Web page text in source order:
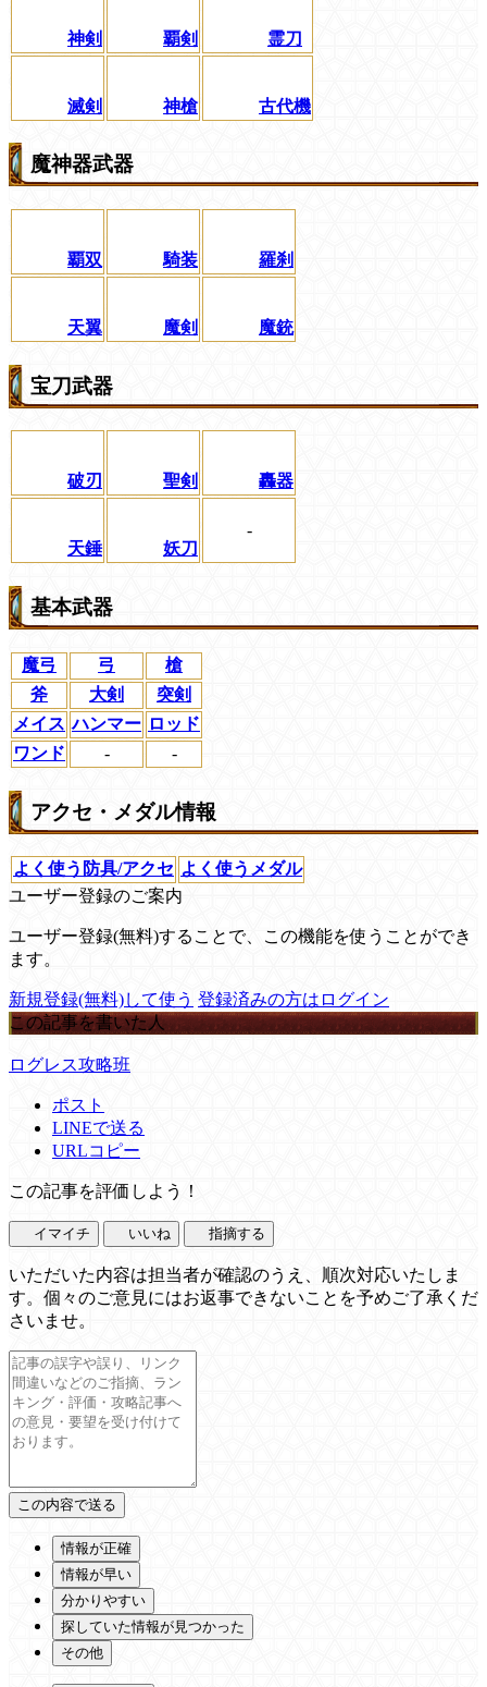
神剣 覇剣 霊刀
滅剣 神槍 古代機
魔神器武器
覇双 騎装 羅刹
天翼 魔剣 魔銃
宝刀武器
破刃 聖剣 轟器
天錘 妖刀
-
基本武器
魔弓 弓
槍
斧
大剣
突剣
メイス ハンマー ロッド
ワンド
- -
アクセ・メダル情報
よく使う防具/アクセ よく使うメダル
ユーザー登録のご案内
ユーザー登録(無料)することで、この機能を使うことができ
ます。
新規登録(無料)して使う 登録済みの方はログイン
この記事を書いた人
ログレス攻略班
ポスト
LINEで送る
URLコピー
この記事を評価しよう！
イマイチ いいね 指摘する
いただいた内容は担当者が確認のうえ、順次対応いたしま
す。個々のご意見にはお返事できないことを予めご了承くだ
さいませ。
情報が正確
情報が早い
分かりやすい
探していた情報が見つかった
その他